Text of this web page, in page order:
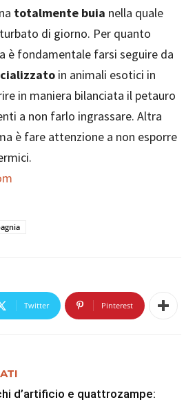
totalmente buia nella quale
di giorno. Per quanto
è fondamentale farsi seguire da
in animali esotici in
in maniera bilanciata il petauro
a non farlo ingrassare. Altra
è fare attenzione a non esporre
Twitter Pinterest
d’artificio e quattrozampe: